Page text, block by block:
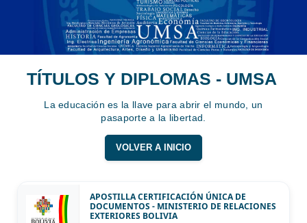
TÍTULOS Y DIPLOMAS - UMSA
La educación es la llave para abrir el mundo, un
pasaporte a la libertad.
VOLVER A INICIO
APOSTILLA CERTIFICACIÓN ÚNICA DE
DOCUMENTOS - MINISTERIO DE RELACIONES
EXTERIORES BOLIVIA